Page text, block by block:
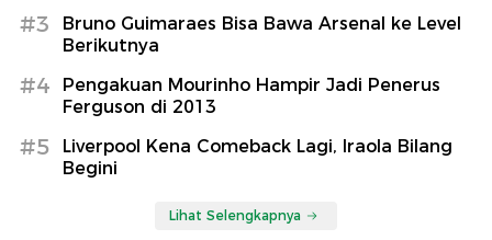
#3
Bruno Guimaraes Bisa Bawa Arsenal ke Level
Berikutnya
#4
Pengakuan Mourinho Hampir Jadi Penerus
Ferguson di 2013
#5
Liverpool Kena Comeback Lagi, Iraola Bilang
Begini
Lihat Selengkapnya